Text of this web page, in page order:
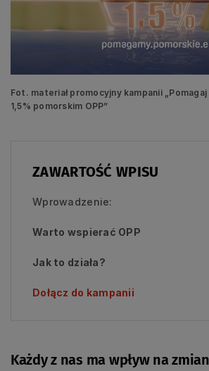
Fot. materiał promocyjny kampanii
1,5% pomorskim OPP”
ZAWARTOŚĆ WPISU
Wprowadzenie:
Warto wspierać OPP
Jak to działa?
Dołącz do kampanii
Każdy z nas ma wpływ na